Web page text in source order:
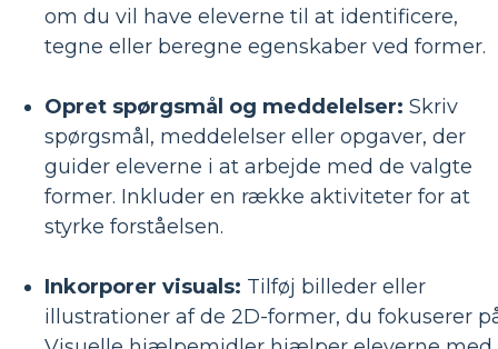
om du vil have eleverne til at identificere,
tegne eller beregne egenskaber ved former.
Opret spørgsmål og meddelelser: Skriv
spørgsmål, meddelelser eller opgaver, der
guider eleverne i at arbejde med de valgte
former. Inkluder en række aktiviteter for at
styrke forståelsen.
Inkorporer visuals: Tilføj billeder eller
illustrationer af de 2D-former, du fokuserer